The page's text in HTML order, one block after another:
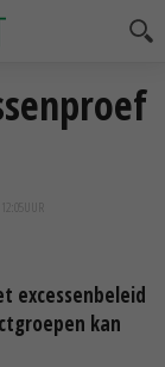
excessenbeleid
kan